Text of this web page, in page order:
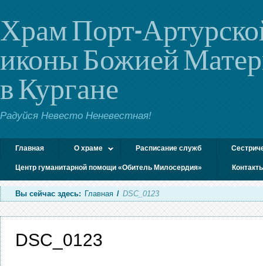
Храм Порт-
иконы Божией
в Кургане
Радуйся Невесто Неневестная!
Главная О храме Расписание служб
Центр гуманитарной помощи «Обитель Милосердия»
Вы сейчас здесь: Главная / DSC_0123
DSC_0123